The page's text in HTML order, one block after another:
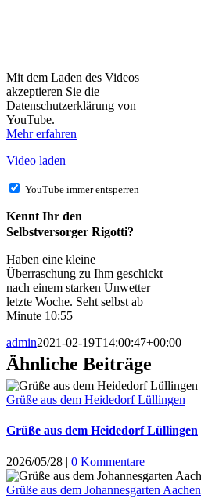
Mit dem Laden des Videos
akzeptieren Sie die
Datenschutzerklärung von
YouTube.
Mehr erfahren
Video laden
YouTube immer entsperren
Kennt Ihr den
Selbstversorger Rigotti?
Haben eine kleine
Überraschung zu Ihm geschickt
nach einem starken Unwetter
letzte Woche. Seht selbst ab
Minute 10:55
admin2021-02-19T14:00:47+00:00
Ähnliche Beiträge
Grüße aus dem Heidedorf Lüllingen
Grüße aus dem Heidedorf Lüllingen
2026/05/28 | 0 Kommentare
Grüße aus dem Johannesgarten Aachen